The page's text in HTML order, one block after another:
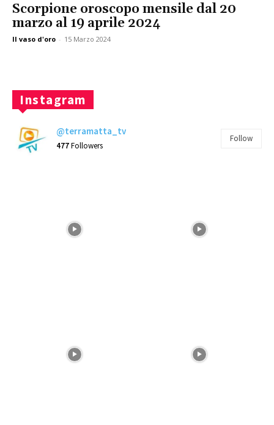
Scorpione oroscopo mensile dal 20
marzo al 19 aprile 2024
Il vaso d'oro - 15 Marzo 2024
Instagram
@terramatta_tv
477Followers
Follow